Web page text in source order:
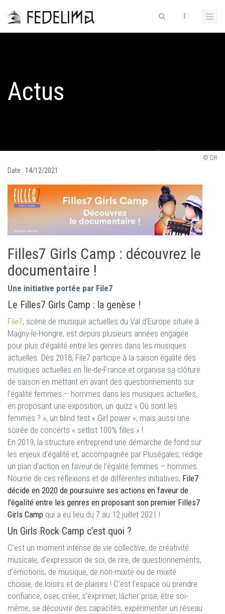
Actus
© DR
Date : 14/12/2021
Filles7 Girls Camp : découvrez le
documentaire !
Une initiative portée par File7
Le Filles7 Girls Camp : la genèse !
File7, scène de musique actuelles du Val d’Europe située à
Magny-le-Hongre, est depuis plusieurs années engagée
pour plus d’égalité entre les genres dans les musiques
actuelles. Dès 2018, File7 participe à la saison égalité des
musiques actuelles en Île-de-France et organise sa clôture
de saison en mettant en avant des questionnements sur
l’égalité femmes – hommes dans les musiques actuelles,
en proposant une exposition, un quizz « Où sont les
femmes ? », un blind test « Girl power », mais aussi une
soirée de concerts « setlist 100% filles » !
En 2019, la structure entreprend une démarche de fond sur
les enjeux d’égalité et, accompagnée par Pluségales, rédige
un plan d’action en faveur de l’égalité femmes – hommes.
Nourrie de ces réflexions et de différentes initiatives, File7
décide en 2020 de poursuivre ses actions en faveur de
l’égalité entre les genres en proposant son premier Filles7
Girls Camp qui a eu lieu du 7 au 12 juillet 2021 !
Un Girls Rock Camp c’est quoi ?
C’est un moment intense de vie collective, de créativité
musicale, d’expression de soi, de rire, de questionnements,
d’émotions, de musique, de non-mixité ou de mixité
choisie, de loisirs et de plaisirs ! C’est l’espace où prendre
confiance, oser, créer, s’exprimer, lâcher prise, être soi-
même, se découvrir des capacités, expérimenter un réseau